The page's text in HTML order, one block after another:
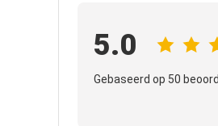
5.0
Gebaseerd op 50